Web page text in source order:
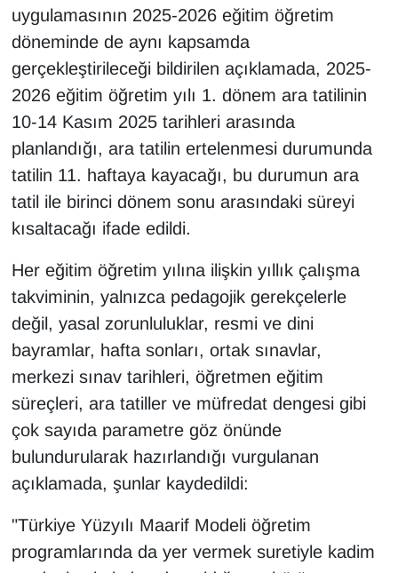
uygulamasının 2025-2026 eğitim öğretim
döneminde de aynı kapsamda
gerçekleştirileceği bildirilen açıklamada, 2025-
2026 eğitim öğretim yılı 1. dönem ara tatilinin
10-14 Kasım 2025 tarihleri arasında
planlandığı, ara tatilin ertelenmesi durumunda
tatilin 11. haftaya kayacağı, bu durumun ara
tatil ile birinci dönem sonu arasındaki süreyi
kısaltacağı ifade edildi.
Her eğitim öğretim yılına ilişkin yıllık çalışma
takviminin, yalnızca pedagojik gerekçelerle
değil, yasal zorunluluklar, resmi ve dini
bayramlar, hafta sonları, ortak sınavlar,
merkezi sınav tarihleri, öğretmen eğitim
süreçleri, ara tatiller ve müfredat dengesi gibi
çok sayıda parametre göz önünde
bulundurularak hazırlandığı vurgulanan
açıklamada, şunlar kaydedildi:
"Türkiye Yüzyılı Maarif Modeli öğretim
programlarında da yer vermek suretiyle kadim
Turizm
VAN'DA SPOR
Vasıta
YAŞAM
YEREL